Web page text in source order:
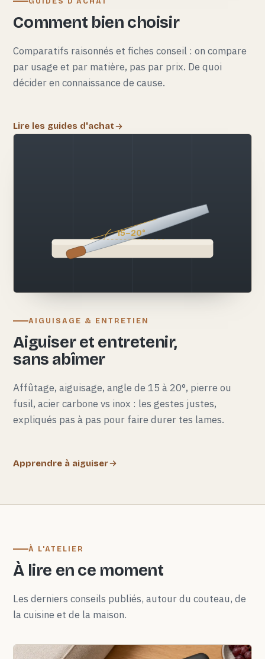
Comment bien choisir
Comparatifs raisonnés et fiches conseil : on compare
par usage et par matière, pas par prix. De quoi
décider en connaissance de cause.
Lire les guides d'achat
15–20°
AIGUISAGE & ENTRETIEN
Aiguiser et entretenir,
sans abîmer
Affûtage, aiguisage, angle de 15 à 20°, pierre ou
fusil, acier carbone vs inox : les gestes justes,
expliqués pas à pas pour faire durer tes lames.
Apprendre à aiguiser
À L'ATELIER
À lire en ce moment
Les derniers conseils publiés, autour du couteau, de
la cuisine et de la maison.